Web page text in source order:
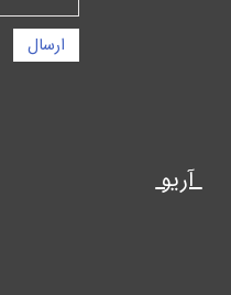
ارسال
آریو